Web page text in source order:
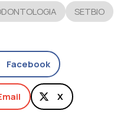
SETBIO
Facebook
X